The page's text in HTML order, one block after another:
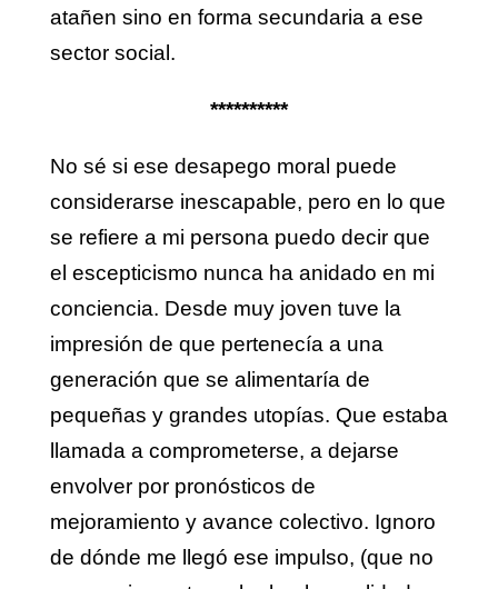
atañen sino en forma secundaria a ese
sector social.
**********
No sé si ese desapego moral puede
considerarse inescapable, pero en lo que
se refiere a mi persona puedo decir que
el escepticismo nunca ha anidado en mi
conciencia. Desde muy joven tuve la
impresión de que pertenecía a una
generación que se alimentaría de
pequeñas y grandes utopías. Que estaba
llamada a comprometerse, a dejarse
envolver por pronósticos de
mejoramiento y avance colectivo. Ignoro
de dónde me llegó ese impulso, (que no